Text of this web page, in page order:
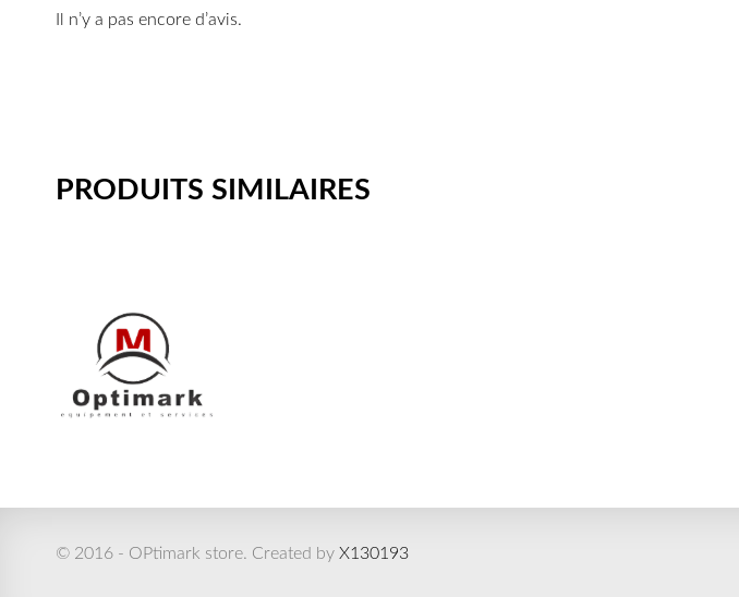
Il n’y a pas encore d’avis.
PRODUITS SIMILAIRES
© 2016 - OPtimark store. Created by X130193